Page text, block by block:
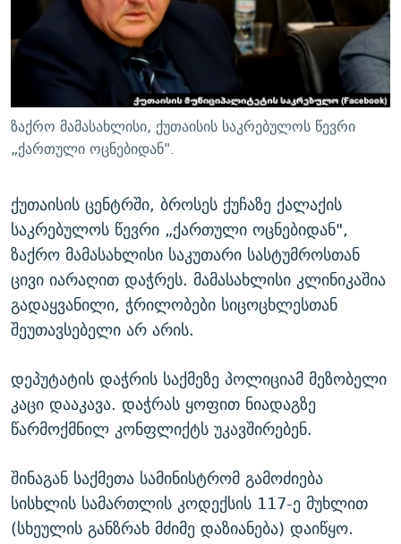
ᲛᲝᲚᲐᲞᲐᲠᲐᲙᲔ ᲢᲔᲥᲡᲢᲔᲑᲘ
ᲨᲘᲜ - ᲣᲪᲮᲝᲔᲗᲨᲘ
ᲚᲘᲢᲔᲠᲐᲢᲣᲠᲣᲚᲘ ᲬᲐᲮᲜᲐᲒᲔᲑᲘ
ᲐᲛᲔᲠᲘᲙᲣᲚᲘ ᲛᲝᲗᲮᲠᲝᲑᲐ
ᲘᲛᲞᲔᲠᲘᲐ ᲓᲐ ᲠᲐᲓᲘᲝ
ᲩᲔᲛᲘ ᲡᲘᲙᲕᲓᲘᲚᲘᲡ ᲛᲘᲖᲔᲖᲘᲐ COVID-19
11 ᲬᲔᲚᲘ - 11 ᲐᲛᲑᲐᲕᲘ
ᲡᲐᲞᲐᲠᲚᲐᲛᲔᲜᲢᲝ ᲐᲠᲩᲔᲕᲜᲔᲑᲘᲡ ᲘᲡᲢᲝᲠᲘᲐ
ᲑᲐᲕᲨᲕᲔᲑᲘ ᲞᲠᲝᲡᲢᲘᲢᲣᲪᲘᲐᲨᲘ - ᲐᲛᲝᲣᲗᲥᲛᲔᲚᲘ ᲐᲛᲑᲐᲕᲘ
5 ᲐᲛᲑᲐᲕᲘ - 20 ᲘᲕᲜᲘᲡᲡ ᲓᲐᲨᲐᲕᲔᲑᲣᲚᲔᲑᲘ
ПРИВЕТ ᲙᲣᲚᲢᲣᲠᲐ
ᲒᲐᲛᲝᲘᲬᲔᲠᲔ
რთე/რთ-ის ყველა საიტი
ზაქრო მამასახლისი, ქუთაისის საკრებულოს წევრი
„ქართული ოცნებიდან".
ქუთაისის ცენტრში, ბროსეს ქუჩაზე ქალაქის
საკრებულოს წევრი „ქართული ოცნებიდან",
ზაქრო მამასახლისი საკუთარი სასტუმროსთან
ცივი იარაღით დაჭრეს. მამასახლისი კლინიკაშია
გადაყვანილი, ჭრილობები სიცოცხლესთან
შეუთავსებელი არ არის.
დეპუტატის დაჭრის საქმეზე პოლიციამ მეზობელი
კაცი დააკავა. დაჭრას ყოფით ნიადაგზე
წარმოქმნილ კონფლიქტს უკავშირებენ.
შინაგან საქმეთა სამინისტრომ გამოძიება
სისხლის სამართლის კოდექსის 117-ე მუხლით
(სხეულის განზრახ მძიმე დაზიანება) დაიწყო.